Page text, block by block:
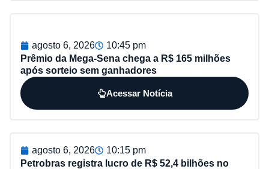
agosto 6, 2026
10:45 pm
Prêmio da Mega-Sena chega a R$ 165 milhões
após sorteio sem ganhadores
Acessar Notícia
agosto 6, 2026
10:15 pm
Petrobras registra lucro de R$ 52,4 bilhões no